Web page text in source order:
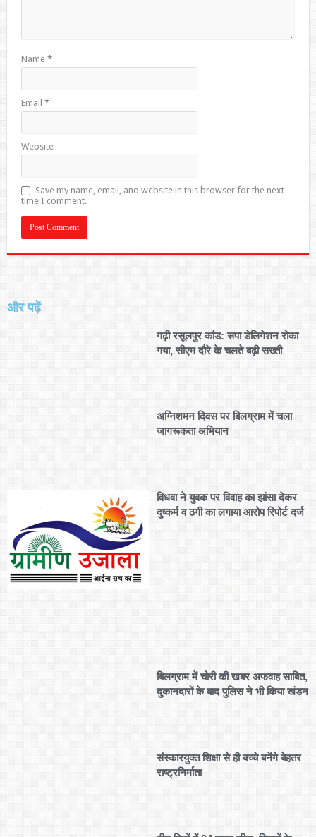
Name *
Email *
Website
Save my name, email, and website in this browser for the next
time I comment.
और पढ़ें
गढ़ी रसूलपुर कांड: सपा डेलिगेशन रोका
गया, सीएम दौरे के चलते बढ़ी सख्ती
अग्निशमन दिवस पर बिलग्राम में चला
जागरूकता अभियान
विधवा ने युवक पर विवाह का झांसा देकर
दुष्कर्म व ठगी का लगाया आरोप रिपोर्ट दर्ज
बिलग्राम में चोरी की खबर अफवाह साबित,
दुकानदारों के बाद पुलिस ने भी किया खंडन
संस्कारयुक्त शिक्षा से ही बच्चे बनेंगे बेहतर
राष्ट्रनिर्माता